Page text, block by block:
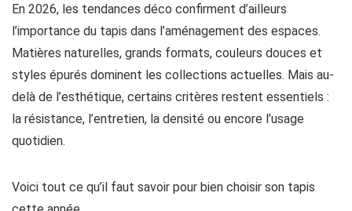
En 2026, les tendances déco confirment d’ailleurs
l’importance du tapis dans l’aménagement des espaces.
Matières naturelles, grands formats, couleurs douces et
styles épurés dominent les collections actuelles. Mais au-
delà de l’esthétique, certains critères restent essentiels :
la résistance, l’entretien, la densité ou encore l’usage
quotidien.
Voici tout ce qu’il faut savoir pour bien choisir son tapis